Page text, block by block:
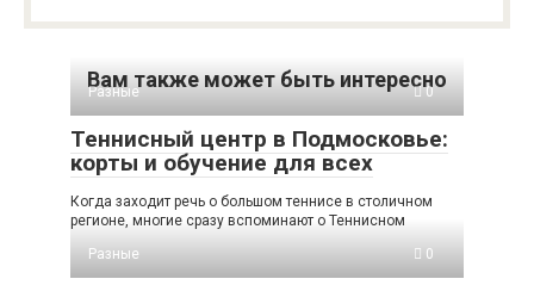
Вам также может быть интересно
Разные 0
Теннисный центр в Подмосковье:
корты и обучение для всех
Когда заходит речь о большом теннисе в столичном
регионе, многие сразу вспоминают о Теннисном
Разные
0